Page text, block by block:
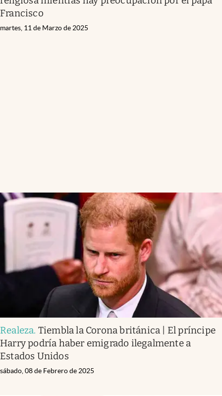
Francisco
martes, 11 de Marzo de 2025
Realeza. Tiembla la Corona británica | El príncipe
Harry podría haber emigrado ilegalmente a
Estados Unidos
sábado, 08 de Febrero de 2025